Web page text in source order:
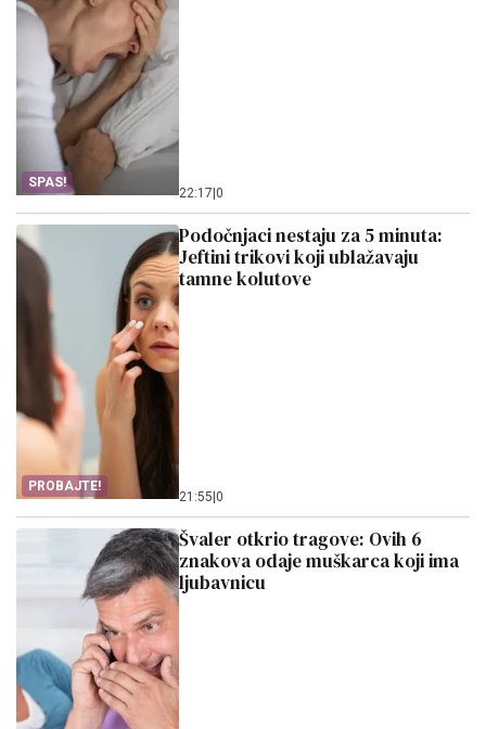
SPAS!
22:17 0
PROBAJTE!
Podočnjaci nestaju za 5 minuta:
Jeftini trikovi koji ublažavaju
tamne kolutove
21:55 0
Švaler otkrio tragove: Ovih 6
znakova odaje muškarca koji ima
ljubavnicu